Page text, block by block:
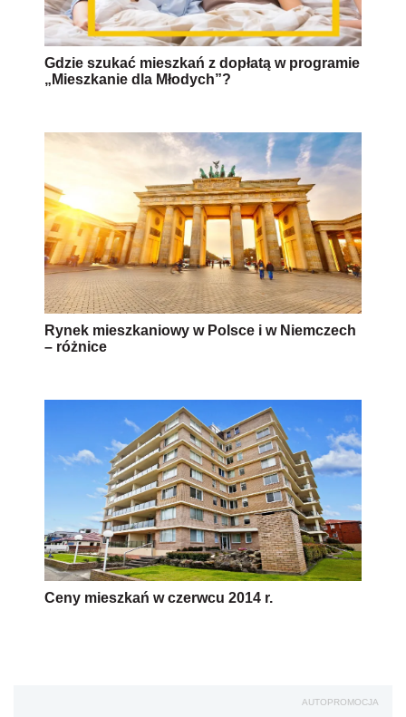
Gdzie szukać mieszkań z dopłatą w programie
„Mieszkanie dla Młodych”?
Rynek mieszkaniowy w Polsce i w Niemczech
– różnice
Ceny mieszkań w czerwcu 2014 r.
AUTOPROMOCJA